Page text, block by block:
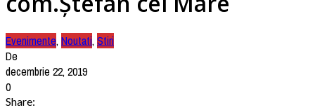
Evenimente, Noutati, Stiri
De
decembrie 22, 2019
0
Share: